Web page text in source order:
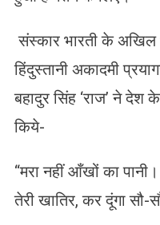
संस्कार भारती के अखिल
हिंदुस्तानी अकादमी
बहादुर सिंह ‘राज’ ने
किये-
“मरा नहीं आँखों का
तेरी खातिर, कर दूंगा सौ-